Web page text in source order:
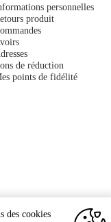
personnelles
produit
de réduction
points de fidélité
des cookies